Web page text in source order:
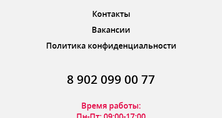
Контакты
Вакансии
Политика конфиденциальности
8 902 099 00 77
Время работы: